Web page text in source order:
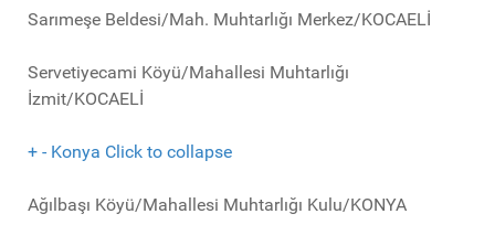
Sarımeşe Beldesi/Mah. Muhtarlığı Merkez/KOCAELİ
Servetiyecami Köyü/Mahallesi Muhtarlığı
İzmit/KOCAELİ
+ - Konya Click to collapse
Ağılbaşı Köyü/Mahallesi Muhtarlığı Kulu/KONYA